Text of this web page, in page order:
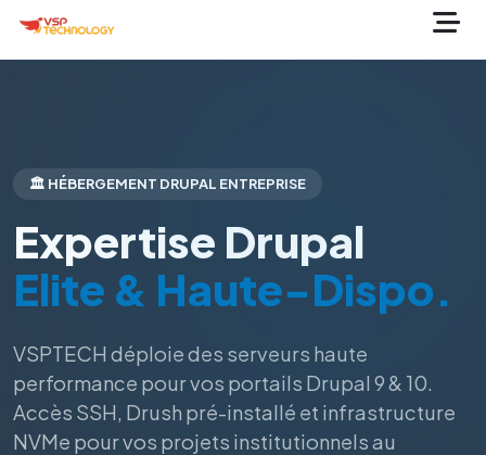
🏛️ HÉBERGEMENT DRUPAL ENTREPRISE
Expertise Drupal
Elite & Haute-Dispo.
VSPTECH déploie des serveurs haute
performance pour vos portails Drupal 9 & 10.
Accès SSH, Drush pré-installé et infrastructure
NVMe pour vos projets institutionnels au